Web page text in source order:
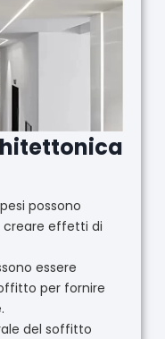
possono
creare effetti di
essere
per fornire
del soffitto